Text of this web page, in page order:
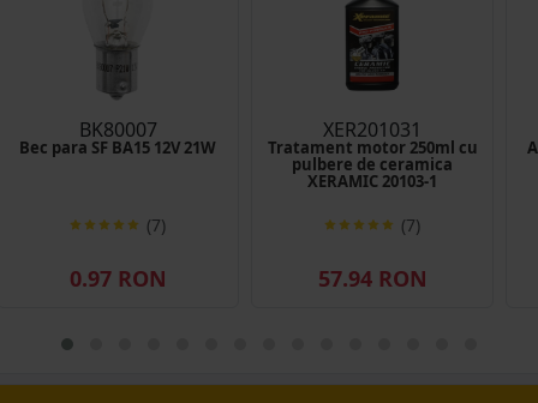
BK80007
Bec para SF BA15 12V 21W
(7)
0.97 RON
XER201031
Tratament motor 250ml cu
pulbere de ceramica
XERAMIC 20103-1
(7)
57.94 RON